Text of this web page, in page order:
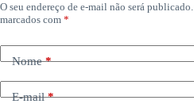
O seu endereço de e-mail não será publicado.
marcados com *
Nome*
E-mail*